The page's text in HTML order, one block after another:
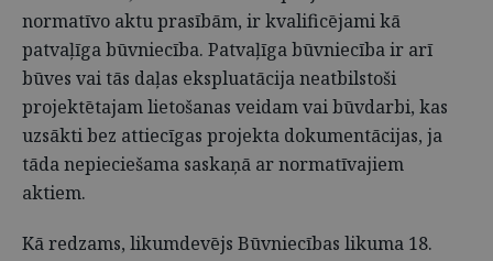
normatīvo aktu prasībām, ir kvalificējami kā
patvaļīga būvniecība. Patvaļīga būvniecība ir arī
būves vai tās daļas ekspluatācija neatbilstoši
projektētajam lietošanas veidam vai būvdarbi, kas
uzsākti bez attiecīgas projekta dokumentācijas, ja
tāda nepieciešama saskaņā ar normatīvajiem
aktiem.
Kā redzams, likumdevējs Būvniecības likuma 18.